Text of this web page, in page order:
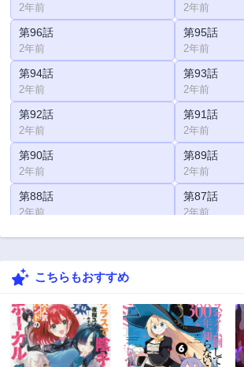
2年前 2年前
第96話
2年前
第95話
2年前
第94話
2年前
第93話
2年前
第92話
2年前
第91話
2年前
第90話
2年前
第89話
2年前
第88話
2年前
第87話
2年前
第86話 第85話
第84話
第82話
2年前
第81話
2年前
第80話 第79話
こちらもおすすめ